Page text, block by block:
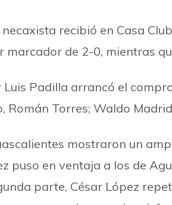
recibió en Casa
marcador de 2-0, mientras
Luis Padilla arrancó el
Román Torres; Waldo
mostraron un
puso en ventaja a los de
parte, César López